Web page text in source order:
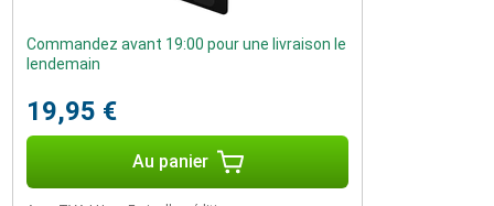
Commandez avant 19:00 pour une livraison le
lendemain
19,95 €
Au panier